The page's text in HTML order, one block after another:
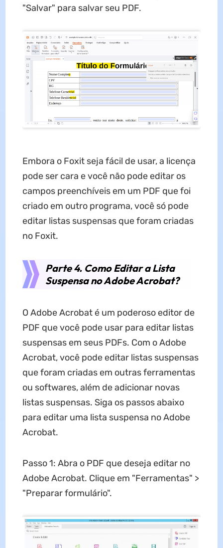
"Salvar" para salvar seu PDF.
Embora o Foxit seja fácil de usar, a licença
pode ser cara e você não pode editar os
campos preenchíveis em um PDF que foi
criado em outro programa, você só pode
editar listas suspensas que foram criadas
no Foxit.
Parte 4. Como Editar a Lista
Suspensa no Adobe Acrobat?
O Adobe Acrobat é um poderoso editor de
PDF que você pode usar para editar listas
suspensas em seus PDFs. Com o Adobe
Acrobat, você pode editar listas suspensas
que foram criadas em outras ferramentas
ou softwares, além de adicionar novas
listas suspensas. Siga os passos abaixo
para editar uma lista suspensa no Adobe
Acrobat.
Passo 1: Abra o PDF que deseja editar no
Adobe Acrobat. Clique em "Ferramentas" >
"Preparar formulário".